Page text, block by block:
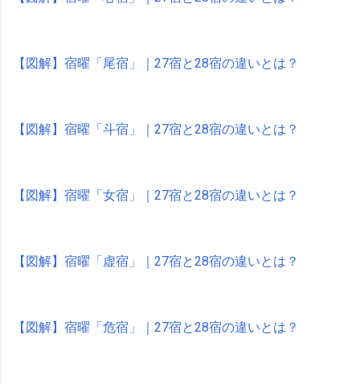
【図解】宿曜「尾宿」｜27宿と28宿の違いとは？
【図解】宿曜「斗宿」｜27宿と28宿の違いとは？
【図解】宿曜「女宿」｜27宿と28宿の違いとは？
【図解】宿曜「虚宿」｜27宿と28宿の違いとは？
【図解】宿曜「危宿」｜27宿と28宿の違いとは？